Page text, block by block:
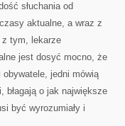
słuchania od
aktualne, a wraz z
z tym, lekarze
jest dosyć mocno, że
jedni mówią
błagają o jak największe
być wyrozumiały i